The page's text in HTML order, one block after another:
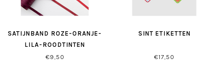
SATIJNBAND ROZE-ORANJE-
LILA-ROODTINTEN
€9,50
SINT ETIKETTEN
€17,50